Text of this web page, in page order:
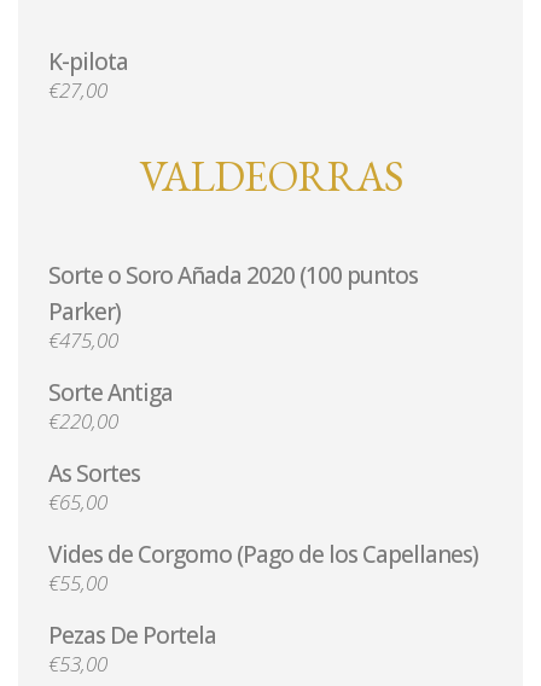
K-pilota
€27,00
VALDEORRAS
Sorte o Soro Añada 2020 (100 puntos
Parker)
€475,00
Sorte Antiga
€220,00
As Sortes
€65,00
Vides de Corgomo (Pago de los Capellanes)
€55,00
Pezas De Portela
€53,00